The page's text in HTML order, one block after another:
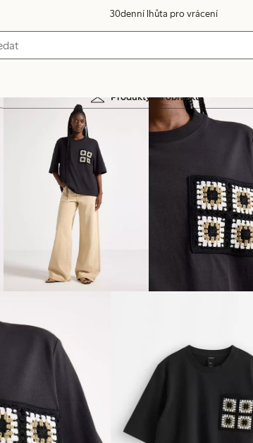
30denní lhůta pro vrácení
Produkty na obrázku